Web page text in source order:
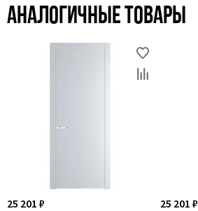
Аналогичные товары
25 201 ₽ 25 201 ₽